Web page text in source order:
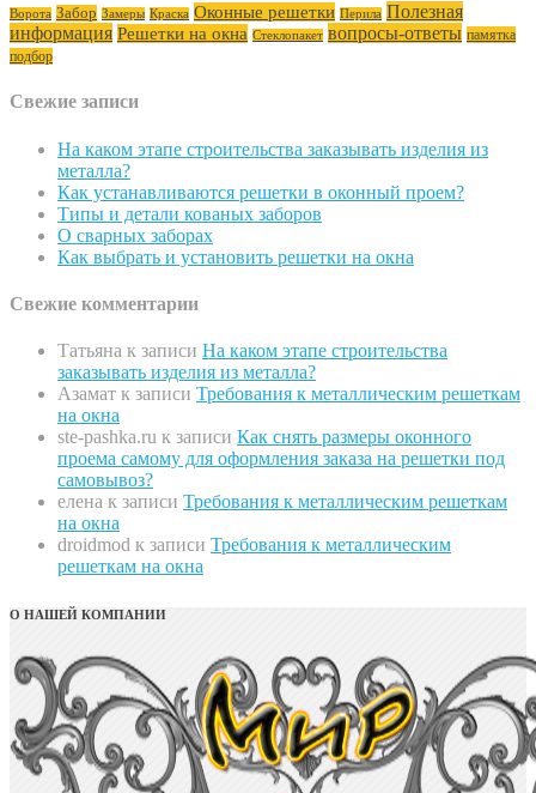
Ворота Забор Замеры Краска Оконные решетки Перила Полезная
информация Решетки на окна Стеклопакет вопросы-ответы памятка
подбор
Свежие записи
На каком этапе строительства заказывать изделия из
металла?
Как устанавливаются решетки в оконный проем?
Типы и детали кованых заборов
О сварных заборах
Как выбрать и установить решетки на окна
Свежие комментарии
Татьяна к записи На каком этапе строительства
заказывать изделия из металла?
Азамат к записи Требования к металлическим решеткам
на окна
ste-pashka.ru к записи Как снять размеры оконного
проема самому для оформления заказа на решетки под
самовывоз?
елена к записи Требования к металлическим решеткам
на окна
droidmod к записи Требования к металлическим
решеткам на окна
О НАШЕЙ КОМПАНИИ